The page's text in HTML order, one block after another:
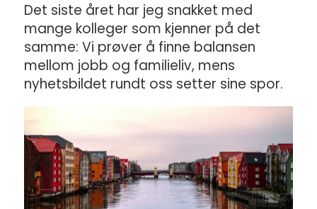
Det siste året har jeg snakket med
mange kolleger som kjenner på det
samme: Vi prøver å finne balansen
mellom jobb og familieliv, mens
nyhetsbildet rundt oss setter sine spor.